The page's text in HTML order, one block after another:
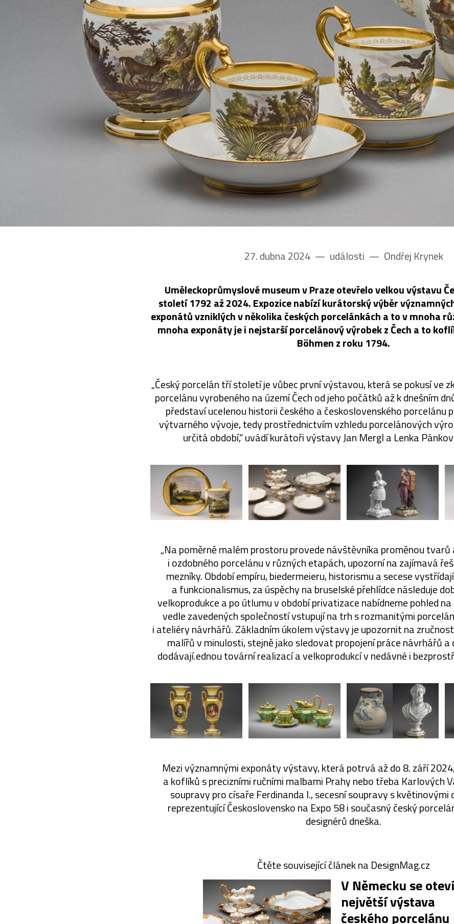
27. dubna 2024 –– události –– Ondřej Krynek
Uměleckoprůmyslové museum v Praze otevřelo velkou výstavu
století 1792 až 2024. Expozice nabízí kurátorský výběr
exponátů vzniklých v několika českých porcelánkách a to v mnoha
mnoha exponáty je i nejstarší porcelánový výrobek z Čech a to
Böhmen z roku 1794.
„Český porcelán tří století je vůbec první výstavou, která se pokusí ve
porcelánu vyrobeného na území Čech od jeho počátků až k dnešním
představí ucelenou historii českého a československého porcelánu
výtvarného vývoje, tedy prostřednictvím vzhledu porcelánových
určitá období,“ uvádí kurátoři výstavy Jan Mergl a Lenka
„Na poměrně malém prostoru provede návštěvníka proměnou
i ozdobného porcelánu v různých etapách, upozorní na zajímavá
mezníky. Období empíru, biedermeieru, historismu a secese
a funkcionalismus, za úspěchy na bruselské přehlídce následuje
velkoprodukce a po útlumu v období privatizace nabídneme pohled
vedle zavedených společností vstupují na trh s rozmanitými
i ateliéry návrhářů. Základním úkolem výstavy je upozornit na
malířů v minulosti, stejně jako sledovat propojení práce návrhářů a
dodávají.ednou tovární realizací a velkoprodukcí v nedávné i
Mezi významnými exponáty výstavy, která potrvá až do 8. září
a koflíků s precizními ručními malbami Prahy nebo třeba Karlových
soupravy pro císaře Ferdinanda I., secesní soupravy s květinovými
reprezentující Československo na Expo 58 i současný český
designérů dneška.
Čtěte související článek na DesignMag.cz
V Německu se
největší výstava
českého porcelánu